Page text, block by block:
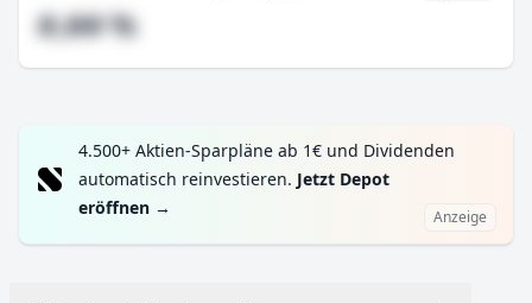
#,## %
4.500+ Aktien-Sparpläne ab 1€ und Dividenden
automatisch reinvestieren. Jetzt Depot
eröffnen → Anzeige